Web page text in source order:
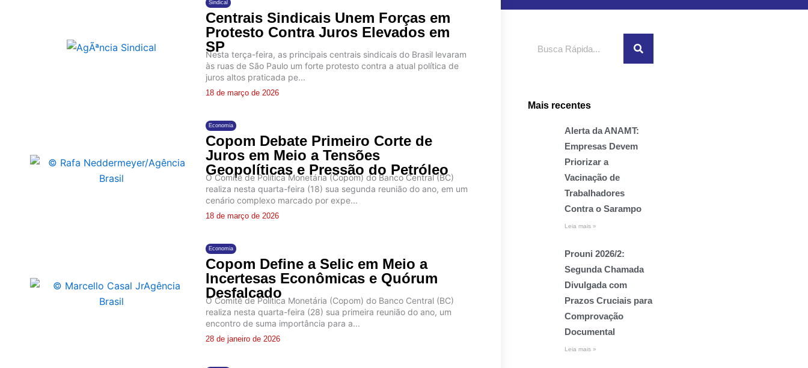
Sindical
Centrais Sindicais Unem Forças em
Protesto Contra Juros Elevados em
SP
Nesta terça-feira, as principais centrais sindicais do Brasil levaram
às ruas de São Paulo um forte protesto contra a atual política de
juros altos praticada pe...
18 de março de 2026
Economia
Copom Debate Primeiro Corte de
Juros em Meio a Tensões
Geopolíticas e Pressão do Petróleo
O Comitê de Política Monetária (Copom) do Banco Central (BC)
realiza nesta quarta-feira (18) sua segunda reunião do ano, em um
cenário complexo marcado por expe...
18 de março de 2026
Economia
Copom Define a Selic em Meio a
Incertesas Econômicas e Quórum
Desfalcado
O Comitê de Política Monetária (Copom) do Banco Central (BC)
realiza nesta quarta-feira (28) sua primeira reunião do ano, um
encontro de suma importância para a...
28 de janeiro de 2026
Mais recentes
Alerta da ANAMT:
Empresas Devem
Priorizar a
Vacinação de
Trabalhadores
Contra o Sarampo
Leia mais »
Prouni 2026/2:
Segunda Chamada
Divulgada com
Prazos Cruciais para
Comprovação
Documental
Leia mais »